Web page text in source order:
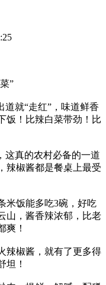
”
道就“走红”，味道鲜香
饭！比辣白菜带劲！比
这真的农村必备的一道
辣椒酱都是餐桌上最受
米饭能多吃3碗，好吃
山，酱香辣浓郁，比老
爽！
辣椒酱，就有了更多得
坦！